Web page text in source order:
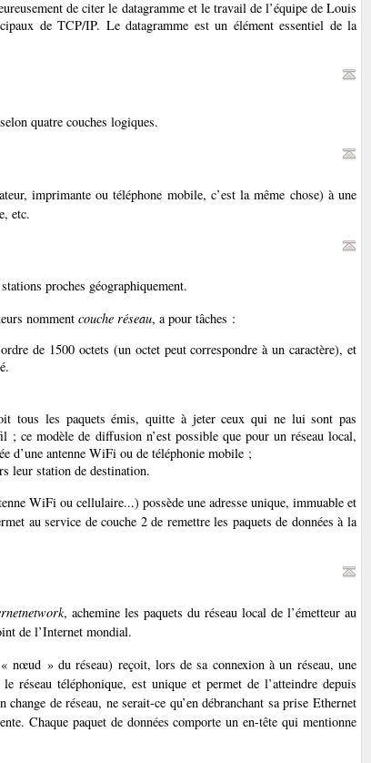
de citer le datagramme et le travail de l’équipe de Louis
de TCP/IP. Le datagramme est un élément essentiel de la
quatre couches logiques.
imprimante ou téléphone mobile, c’est la même chose) à une
etc.
proches géographiquement.
nomment couche réseau, a pour tâches :
de 1500 octets (un octet peut correspondre à un caractère), et
tous les paquets émis, quitte à jeter ceux qui ne lui sont pas
; ce modèle de diffusion n’est possible que pour un réseau local,
d’une antenne WiFi ou de téléphonie mobile ;
leur station de destination.
WiFi ou cellulaire...) possède une adresse unique, immuable et
au service de couche 2 de remettre les paquets de données à la
, achemine les paquets du réseau local de l’émetteur au
de l’Internet mondial.
nœud » du réseau) reçoit, lors de sa connexion à un réseau, une
réseau téléphonique, est unique et permet de l’atteindre depuis
de réseau, ne serait-ce qu’en débranchant sa prise Ethernet
Chaque paquet de données comporte un en-tête qui mentionne